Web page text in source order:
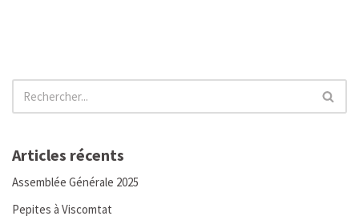
Articles récents
Assemblée Générale 2025
Pepites à Viscomtat